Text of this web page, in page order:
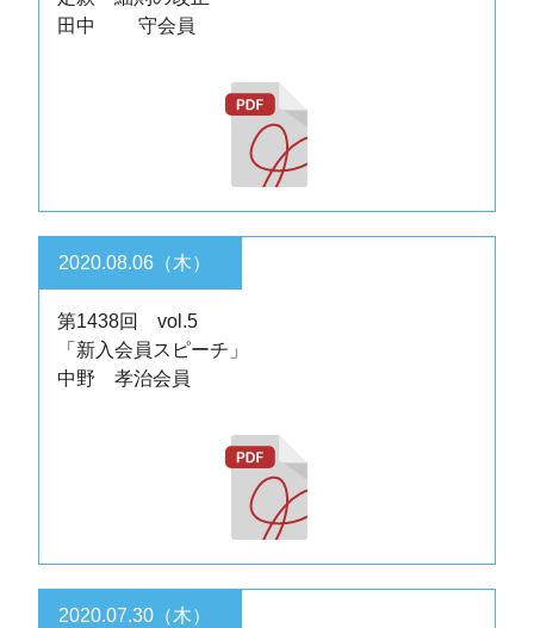
田中 守会員
2020.08.06（木）
第1438回 vol.5
「新入会員スピーチ」
中野 孝治会員
2020.07.30（木）